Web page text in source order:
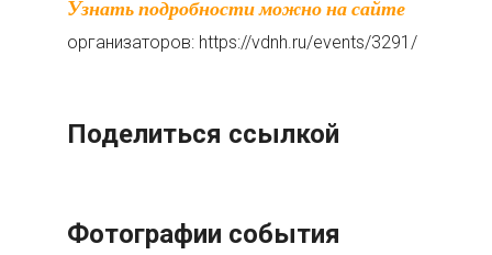
Узнать подробности можно на сайте
организаторов: https://vdnh.ru/events/3291/
Поделиться ссылкой
Фотографии события